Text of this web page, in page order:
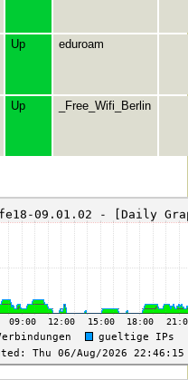
Up eduroam
Up _Free_Wifi_Berlin